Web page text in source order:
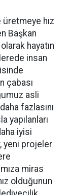
hız
Başkan
hayatın
insan
çabası
asli
fazlasını
yapılanları
iyisi
yeni projeler
miras
olduğunun